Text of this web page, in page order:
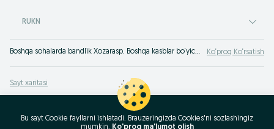
RUKN
Boshqa sohalarda bandlik Xozarasp. Boshqa kasblar bo‘yicha vakansiyani qidirish. Bizda har kim o‘ziga mos ish topa oladi - vakansiyalar va rezyumelar OLX O‘zbekiston katta bazasi! Ko‘proq Ko‘rsatish
Sayt xaritasi
Biznes-sahifa xaritasi
Bu sayt Cookie fayllarni ishlatadi. Brauzeringizda Cookies'ni sozlashingiz
mumkin. Ko'proq ma'lumot olish